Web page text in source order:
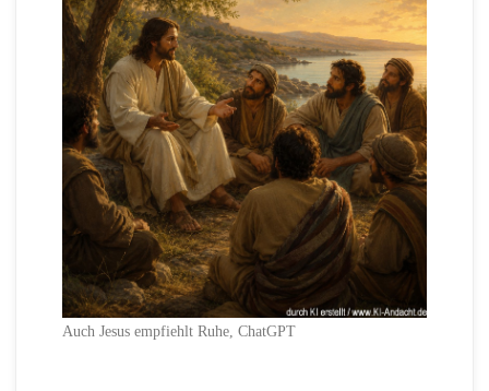
Auch Jesus empfiehlt Ruhe, ChatGPT